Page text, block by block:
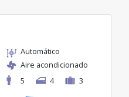
Automático
Aire acondicionado
5
4 3